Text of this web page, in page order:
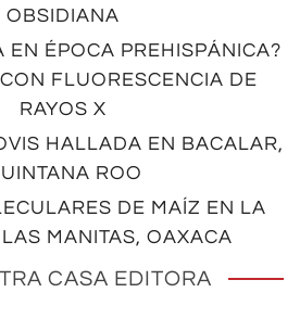
OBSIDIANA
EN ÉPOCA PREHISPÁNICA?
FLUORESCENCIA DE
RAYOS X
HALLADA EN BACALAR,
ROO
DE MAÍZ EN LA
MANITAS, OAXACA
CASA EDITORA